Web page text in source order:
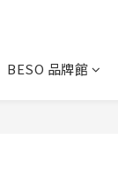
BESO 品牌館